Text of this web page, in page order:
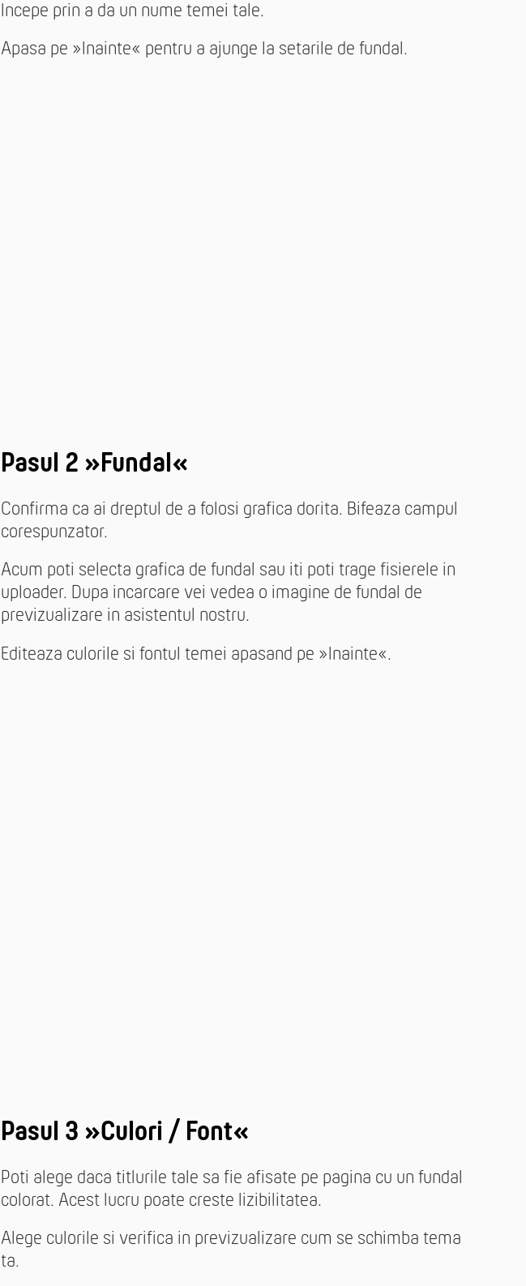
Incepe prin a da un nume temei tale.
Apasa pe »Inainte« pentru a ajunge la setarile de fundal.
Pasul 2 »Fundal«
Confirma ca ai dreptul de a folosi grafica dorita. Bifeaza campul
corespunzator.
Acum poti selecta grafica de fundal sau iti poti trage fisierele in
uploader. Dupa incarcare vei vedea o imagine de fundal de
previzualizare in asistentul nostru.
Editeaza culorile si fontul temei apasand pe »Inainte«.
Pasul 3 »Culori / Font«
Poti alege daca titlurile tale sa fie afisate pe pagina cu un fundal
colorat. Acest lucru poate creste lizibilitatea.
Alege culorile si verifica in previzualizare cum se schimba tema
ta.